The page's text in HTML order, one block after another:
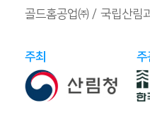
골드홈공업㈜
국립산림
주최 주